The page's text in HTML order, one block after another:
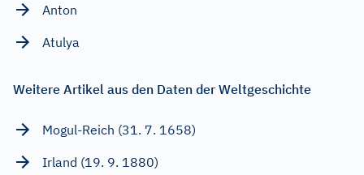
Anton
Atulya
Weitere Artikel aus den Daten der Weltgeschichte
Mogul-Reich (31. 7. 1658)
Irland (19. 9. 1880)